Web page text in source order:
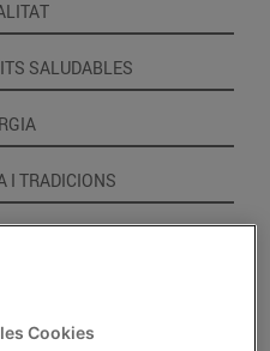
SALUDABLES
I TRADICIONS
Cookies